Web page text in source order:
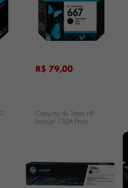
R$ 79,00
Cartucho de Toner HP
LaserJet 130A Preto -